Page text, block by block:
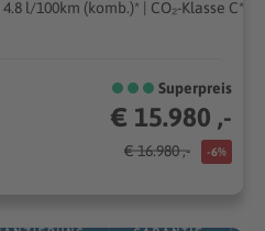
l/100km (komb.)* | CO₂-Klasse C*
Superpreis
€ 15.980 ,-
€ 16.980 ,- -6%